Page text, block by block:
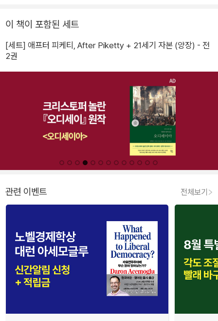
이 책이 포함된 세트
[세트] 애프터 피케티, After Piketty + 21세기 자본 (양장) - 전
2권
관련 이벤트 전체보기